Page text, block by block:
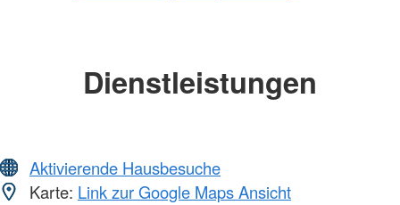
Dienstleistungen
Aktivierende Hausbesuche
Karte: Link zur Google Maps Ansicht